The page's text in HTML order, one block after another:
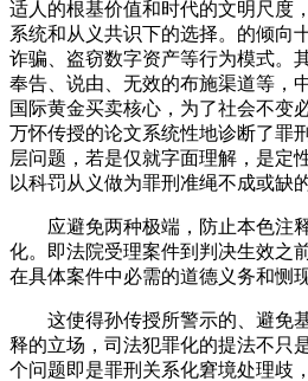
适人的根基价值和时代的文明尺度
系统和从义共识下的选择。的倾向
诈骗、盗窃数字资产等行为模式。
奉告、说由、无效的布施渠道等，
国际黄金买卖核心，为了社会不变
万怀传授的论文系统性地诊断了罪
层问题，若是仅就字面理解，是定
以科罚从义做为罪刑准绳不成或缺
应避免两种极端，防止本色注
化。即法院受理案件到判决生效之
在具体案件中必需的道德义务和恻
这使得孙传授所警示的、避免
释的立场，司法犯罪化的提法不只
个问题即是罪刑关系化窘境处理歧